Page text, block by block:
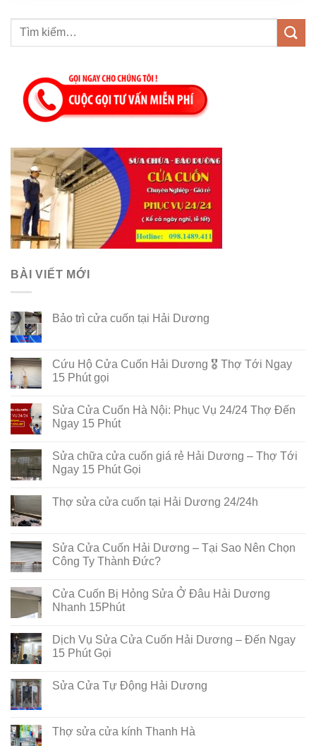
BÀI VIẾT MỚI
Bảo trì cửa cuốn tại Hải Dương
Cứu Hộ Cửa Cuốn Hải Dương 🎖️ Thợ Tới Ngay
15 Phút gọi
Sửa Cửa Cuốn Hà Nội: Phục Vụ 24/24 Thợ Đến
Ngay 15 Phút
Sửa chữa cửa cuốn giá rẻ Hải Dương – Thợ Tới
Ngay 15 Phút Gọi
Thợ sửa cửa cuốn tại Hải Dương 24/24h
Sửa Cửa Cuốn Hải Dương – Tại Sao Nên Chọn
Công Ty Thành Đức?
Cửa Cuốn Bị Hỏng Sửa Ở Đâu Hải Dương
Nhanh 15Phút
Dịch Vụ Sửa Cửa Cuốn Hải Dương – Đến Ngay
15 Phút Gọi
Sửa Cửa Tự Động Hải Dương
Thợ sửa cửa kính Thanh Hà